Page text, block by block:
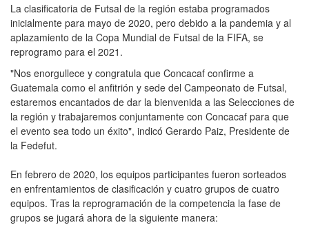
La clasificatoria de Futsal de la región estaba programados
inicialmente para mayo de 2020, pero debido a la pandemia y al
aplazamiento de la Copa Mundial de Futsal de la FIFA, se
reprogramo para el 2021.
"Nos enorgullece y congratula que Concacaf confirme a
Guatemala como el anfitrión y sede del Campeonato de Futsal,
estaremos encantados de dar la bienvenida a las Selecciones de
la región y trabajaremos conjuntamente con Concacaf para que
el evento sea todo un éxito", indicó Gerardo Paiz, Presidente de
la Fedefut.
En febrero de 2020, los equipos participantes fueron sorteados
en enfrentamientos de clasificación y cuatro grupos de cuatro
equipos. Tras la reprogramación de la competencia la fase de
grupos se jugará ahora de la siguiente manera: